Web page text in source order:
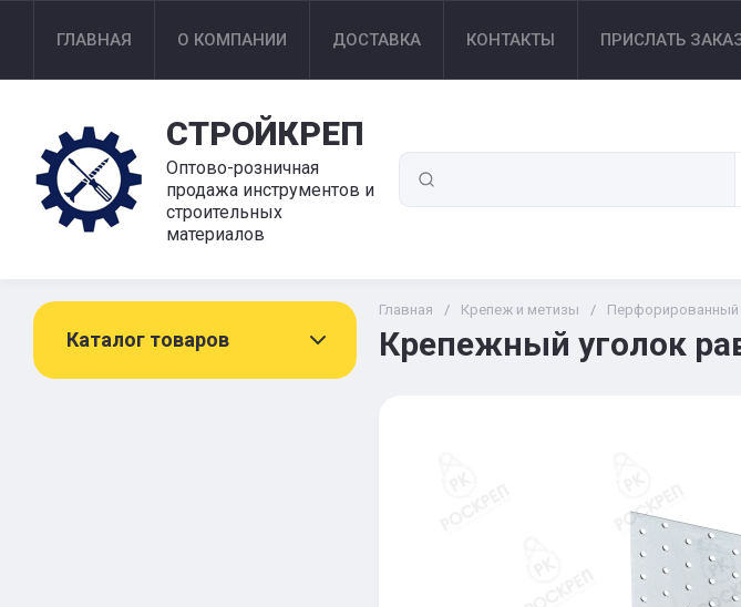
ГЛАВНАЯ О КОМПАНИИ ДОСТАВКА КОНТАКТЫ ПРИСЛАТЬ
СТРОЙКРЕП
Оптово-розничная
продажа инструментов и
строительных
материалов
Каталог товаров
Главная / Крепеж и метизы / Перфорированный
Крепежный уголок